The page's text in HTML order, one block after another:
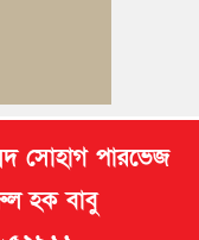
সোহাগ পারভেজ
হক বাবু